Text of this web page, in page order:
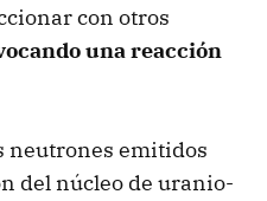
con otros
una reacción
neutrones emitidos
del núcleo de uranio-